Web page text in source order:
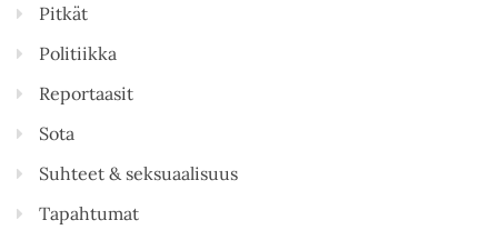
Pitkät
Politiikka
Reportaasit
Sota
Suhteet & seksuaalisuus
Tapahtumat